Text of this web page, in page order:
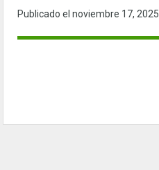
Publicado el noviembre 17, 2025